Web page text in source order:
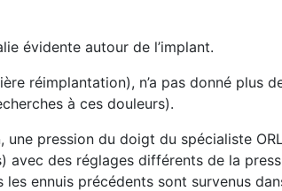
évidente autour de l’implant.
réimplantation), n’a pas donné plus
à ces douleurs).
pression du doigt du spécialiste
avec des réglages différents de la
ennuis précédents sont survenus